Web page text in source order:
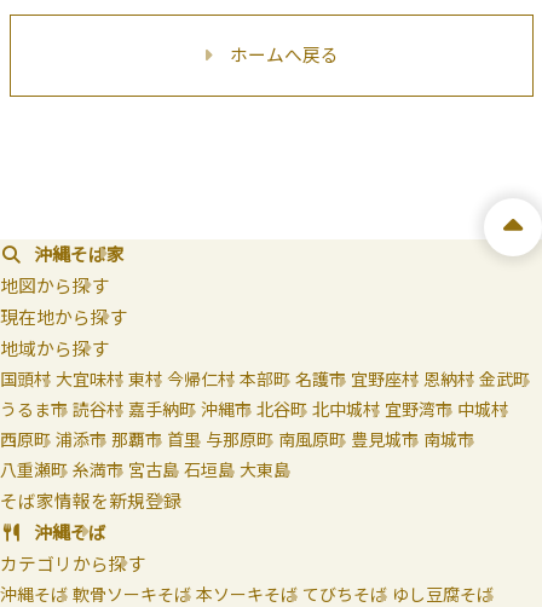
ホームへ戻る
沖縄そば家
地図から探す
現在地から探す
地域から探す
国頭村 大宜味村 東村 今帰仁村 本部町 名護市 宜野座村 恩納村 金武町
うるま市 読谷村 嘉手納町 沖縄市 北谷町 北中城村 宜野湾市 中城村
西原町 浦添市 那覇市 首里 与那原町 南風原町 豊見城市 南城市
八重瀬町 糸満市 宮古島 石垣島 大東島
そば家情報を新規登録
沖縄そば
カテゴリから探す
沖縄そば 軟骨ソーキそば 本ソーキそば てびちそば ゆし豆腐そば